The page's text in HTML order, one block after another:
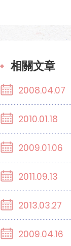
相關文章
2008.04.07
2010.01.18
2009.01.06
2011.09.13
2013.03.27
2009.04.16